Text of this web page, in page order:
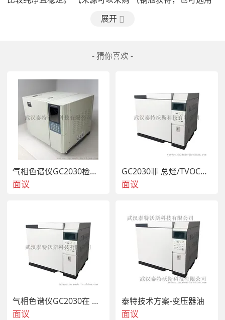
液，产生 气和氧气，其中氧  入大气， 气进入 /水分离器后
体样品加到色谱柱上端的过程。通过加热升温使挥发性组分
抽取顶部气体进行色谱柱。常用的进样装备有自动进样器、
顶空进样器、六通阀进样器、手动进样器、.液体进样器、色
谱进样器、气体进样器、固体进样器等。进样器的选择须根
据待检测样品的性质而定。分离：分离是气相色谱仪分析法
中一个核心的步骤，作用是将样品中的各组分分离开来，使
用到的装备是色谱柱。色谱柱分离的原理是固定相与样品中
的各组分的亲和力不同（亲合力大的组分在色谱柱中移动速
度慢，亲合力小的则移动快），而使样品不同的速率，不同
的顺序流出色谱柱，从而得以分离。色谱柱的柱效决定样品
的分离度，影响色谱柱分离度的因素很多，色谱柱的选择直
运用到检测器，其作用是把经色谱柱分离的样品组分根据其
特性和含量转化成电信号，经放大后，在记录仪上表现为一
个个的峰，称为色谱峰。色谱峰所包罗的面积值即为对应组
分的含量，故峰面积是定量分析的依据。根据待检测样品的
特性须选择不同的检测器，可分为热导检测器、氢火焰离子
化检测器、电子捕获检测器、火焰光度检测器、质谱检测
器。高灵敏度FID检测器，灵敏度高达3*10-12g/s。结果显
示：色谱工作站即色谱数据处理机，将检测器上形成的信号
（峰形）打印记录成色谱图，并在同一张记录纸上打印出处
展开
- 猜你喜欢 -
气相色谱仪GC2030检测分析非 总烃试验装置及条件
面议
GC2030非 总烃/TVOC专用气相色谱仪
面议
气相色谱仪GC2030在 定量分析中减少误差的方法
面议
泰特技术方案-变压器油
面议